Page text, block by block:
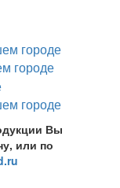
Вы
или по